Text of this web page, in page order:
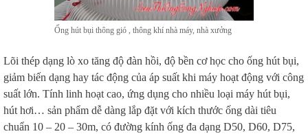
Ống hút bụi thông gió , thông khí nhà máy, nhà xưởng
Lõi thép dạng lò xo tăng độ đàn hồi, độ bền cơ học cho ống hút bụi,
giảm biến dạng hay tác động của áp suất khi máy hoạt động với công
suất lớn. Tính linh hoạt cao, ứng dụng cho nhiều loại máy hút bụi,
hút hơi… sản phẩm dễ dàng lắp đặt với kích thước ống dài tiêu
chuẩn 10 – 20 – 30m, có đường kính ống đa dạng D50, D60, D75,